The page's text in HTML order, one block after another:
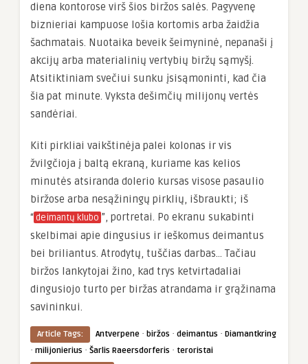
diena kontorose virš šios biržos salės. Pagyvenę
biznieriai kampuose lošia kortomis arba žaidžia
šachmatais. Nuotaika beveik šeimyninė, nepanaši į
akcijų arba materialinių vertybių biržų sąmyšį.
Atsitiktiniam svečiui sunku įsisąmoninti, kad čia
šia pat minute. Vyksta dešimčių milijonų vertės
sandėriai.
Kiti pirkliai vaikštinėja palei kolonas ir vis
žvilgčioja į baltą ekraną, kuriame kas kelios
minutės atsiranda dolerio kursas visose pasaulio
biržose arba nesąžiningų pirklių, išbraukti; iš
“deimantų klubo ”, portretai. Po ekranu sukabinti
skelbimai apie dingusius ir ieškomus deimantus
bei briliantus. Atrodytų, tuščias darbas… Tačiau
biržos lankytojai žino, kad trys ketvirtadaliai
dingusiojo turto per biržas atrandama ir grąžinama
savininkui.
Article Tags: Antverpene · biržos · deimantus · Diamantkring
· milijonierius · Šarlis Raeersdorferis · teroristai